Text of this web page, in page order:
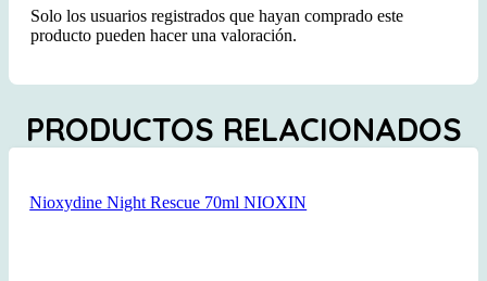
Solo los usuarios registrados que hayan comprado este
producto pueden hacer una valoración.
PRODUCTOS RELACIONADOS
Nioxydine Night Rescue 70ml NIOXIN